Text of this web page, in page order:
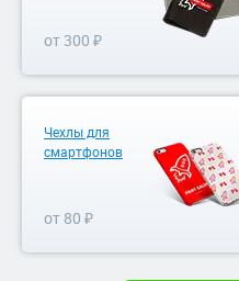
от 300 ₽
Чехлы для
смартфонов
от 80 ₽